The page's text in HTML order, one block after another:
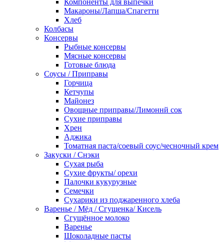
Компоненты для выпечки
Макароны/Лапша/Спагетти
Хлеб
Колбасы
Консервы
Рыбные консервы
Мясные консервы
Готовые блюда
Соусы / Приправы
Горчица
Кетчупы
Майонез
Овощные приправы/Лимоннй сок
Сухие приправы
Хрен
Аджика
Томатная паста/соевый соус/чесночный крем
Закуски / Снэки
Сухая рыба
Сухие фрукты/ орехи
Палочки кукурузные
Семечки
Сухарики из поджаренного хлеба
Варенье / Мёд / Сгущенка/ Кисель
Сгущённое молоко
Варенье
Шоколадные пасты